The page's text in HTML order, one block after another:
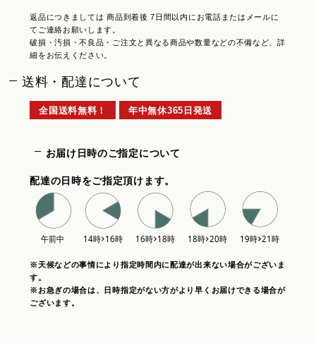
返品につきましては 商品到着後 7日間以内にお電話またはメールに
てご連絡お願いします。
破損・汚損・不良品・ご注文と異なる商品や数量などの不備など、詳
細をお伝えください。
送料・配達について
全国送料無料！ 年中無休365日発送
お届け日時のご指定について
配達の日時をご指定頂けます。
※天候などの事情により指定時間内に配達が出来ない場合がございま
す。
※お急ぎの場合は、日時指定がない方がより早くお届けできる場合が
ございます。